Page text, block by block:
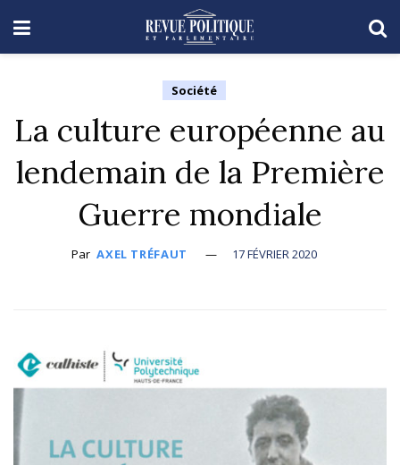
Société
La culture européenne au
lendemain de la Première
Guerre mondiale
Par AXEL TRÉFAUT 17 FÉVRIER 2020